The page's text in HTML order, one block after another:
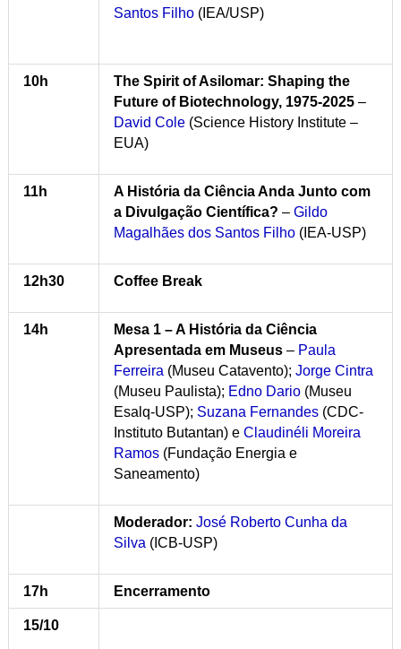
Santos Filho(IEA/USP)
10h
The Spirit of Asilomar: Shaping the
Future of Biotechnology, 1975-2025–
David Cole(Science History Institute –
EUA)
11h
A História da Ciência Anda Junto com
a Divulgação Científica? – Gildo
Magalhães dos Santos Filho(IEA-USP)
12h30 Coffee Break
14h
Mesa 1 – A História da Ciência
Apresentada em Museus– Paula
Ferreira(Museu Catavento); Jorge Cintra
(Museu Paulista); Edno Dario(Museu
Esalq-USP); Suzana Fernandes(CDC-
Instituto Butantan) e Claudinéli Moreira
Ramos (Fundação Energia e
Saneamento)
Moderador: José Roberto Cunha da
Silva(ICB-USP)
17h Encerramento
15/10